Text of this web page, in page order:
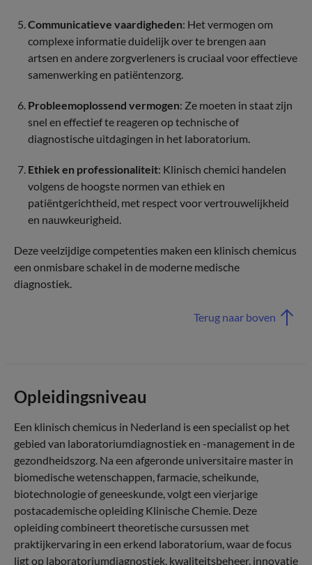
Communicatieve vaardigheden: Het vermogen om
complexe informatie duidelijk over te brengen aan
artsen en andere zorgverleners is cruciaal voor effectieve
samenwerking en patiëntenzorg.
Probleemoplossend vermogen: Ze moeten in staat zijn
snel en effectief te reageren op technische of
diagnostische uitdagingen in het laboratorium.
Ethiek en professionaliteit: Klinisch chemici handelen
volgens de hoogste normen van ethiek en
patiëntgerichtheid, met respect voor vertrouwelijkheid
en nauwkeurigheid.
Deze veelzijdige competenties maken een klinisch chemicus
een onmisbare schakel in de moderne medische
diagnostiek.
Terug naar boven
Opleidingsniveau
Een klinisch chemicus in Nederland is een specialist op het
gebied van laboratoriumdiagnostiek en -management in de
gezondheidszorg. Na een afgeronde universitaire master in
biomedische wetenschappen, farmacie, scheikunde,
biotechnologie of geneeskunde, volgt een vierjarige
postacademische opleiding Klinische Chemie. Deze
opleiding combineert theoretische cursussen met
praktijkervaring in een erkend laboratorium, waar de focus
ligt op laboratoriumdiagnostiek, kwaliteitsbeheer, innovatie